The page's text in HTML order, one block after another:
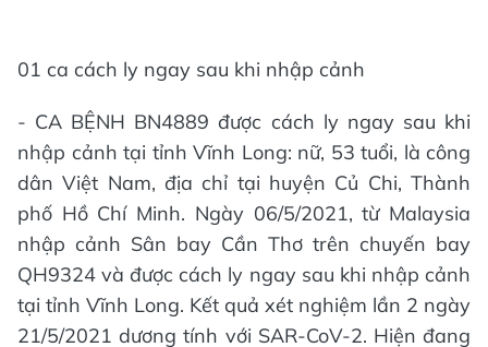
01 ca cách ly ngay sau khi nhập cảnh
- CA BỆNH BN4889 được cách ly ngay sau khi
nhập cảnh tại tỉnh Vĩnh Long: nữ, 53 tuổi, là công
dân Việt Nam, địa chỉ tại huyện Củ Chi, Thành
phố Hồ Chí Minh. Ngày 06/5/2021, từ Malaysia
nhập cảnh Sân bay Cần Thơ trên chuyến bay
QH9324 và được cách ly ngay sau khi nhập cảnh
tại tỉnh Vĩnh Long. Kết quả xét nghiệm lần 2 ngày
21/5/2021 dương tính với SAR-CoV-2. Hiện đang